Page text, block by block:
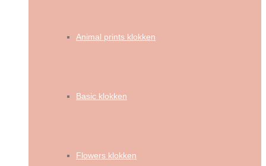
Animal prints klokken
Basic klokken
Flowers klokken